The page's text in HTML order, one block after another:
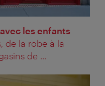
les enfants
de la robe à la
de ...